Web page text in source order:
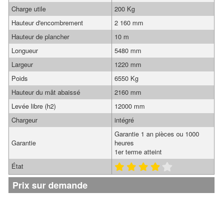
Charge utile
200 Kg
Hauteur d'encombrement
2 160 mm
Hauteur de plancher
10 m
Longueur
5480 mm
Largeur
1220 mm
Poids
6550 Kg
Hauteur du mât abaissé
2160 mm
Levée libre (h2)
12000 mm
Chargeur
intégré
Garantie
Garantie 1 an pièces ou 1000
heures
1er terme atteint
État
Prix sur demande